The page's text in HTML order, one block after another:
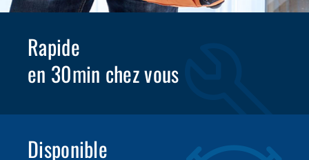
Rapide
en 30min chez vous
Disponible